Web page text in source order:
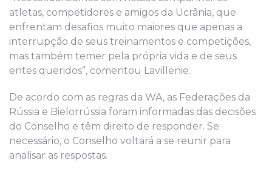
atletas, competidores e amigos da Ucrânia, que
enfrentam desafios muito maiores que apenas a
interrupção de seus treinamentos e competições,
mas também temer pela própria vida e de seus
entes queridos”, comentou Lavillenie.
De acordo com as regras da WA, as Federações da
Rússia e Bielorrússia foram informadas das decisões
do Conselho e têm direito de responder. Se
necessário, o Conselho voltará a se reunir para
analisar as respostas.